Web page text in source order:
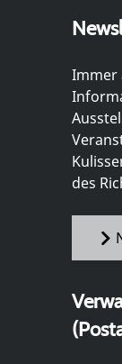
Immer
des